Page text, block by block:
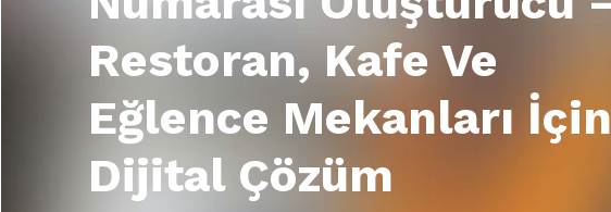
Restoran, Kafe Ve
Eğlence Mekanları İçin
Dijital Çözüm